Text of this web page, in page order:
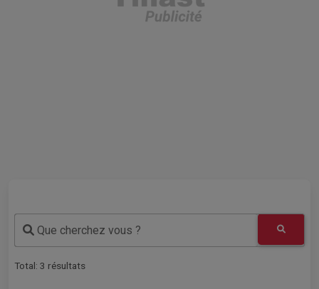
Que cherchez vous ?
Total: 3 résultats